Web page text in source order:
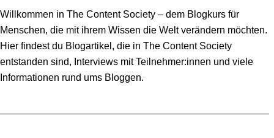
Willkommen in The Content Society – dem Blogkurs für
Menschen, die mit ihrem Wissen die Welt verändern möchten.
Hier findest du Blogartikel, die in The Content Society
entstanden sind, Interviews mit Teilnehmer:innen und viele
Informationen rund ums Bloggen.